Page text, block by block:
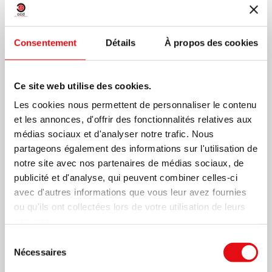
Consentement Détails À propos des cookies
Ce site web utilise des cookies.
Les cookies nous permettent de personnaliser le contenu
et les annonces, d'offrir des fonctionnalités relatives aux
médias sociaux et d'analyser notre trafic. Nous
partageons également des informations sur l'utilisation de
notre site avec nos partenaires de médias sociaux, de
publicité et d'analyse, qui peuvent combiner celles-ci
avec d'autres informations que vous leur avez fournies
ou qu'ils ont collectées lors de votre utilisation de leurs
Nécessaires
jeunes, victimes de maladies tropicales après
seulement quelques mois. Leurs corps reposent
dans ce cimetière, mais leurs noms sont maintenant
En pensant à ces héros d’autrefois, je regarde mes
jeunes confrères. Les hérosaujourd’hui sous terre
n’auraient pas osé imaginer qu’une moisson si
abondante serait attachée un jour à leur dur labeur.
Les «pas encore héros» sur la terre ne réalisent pas
bien non plus qu’ils sont le fruit de cette semence
qui, tombée sur le sol, peut-être à leur âge, est